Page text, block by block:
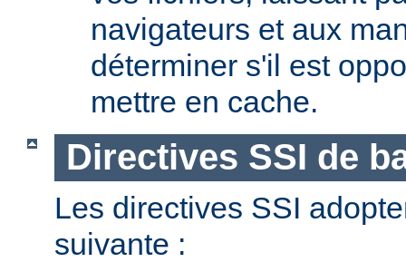
navigateurs et aux
déterminer s'il est
mettre en cache.
Directives SSI de
Les directives SSI
suivante :